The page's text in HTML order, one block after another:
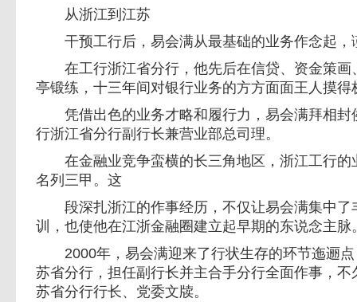
从浙江到江苏
干预工行后，易会满从最基础的业务作念起，
在工行浙江省分行，他先后在信贷、资金策画
亭锻练，十三年间对银行业务的方方面面王人摸得
凭借出色的业务才略和履行力，易会满拜相封
行浙江省分行副行长兼营业部总司理。
在金融业竞争蛮横的长三角地区，浙江工行的
名列三甲。这
段深扎浙江的作事经历，不仅让易会满集中了
训，也使他在江浙金融圈建立起早期的东说念主脉
2000年，易会满迎来了行状生存的环节迤逦点
苏省分行，担任副行长并主合手分行全面作事，
苏省分行行长、党委文牍。